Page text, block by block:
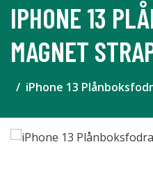
IPHONE 13
MAGNET
iPhone 13